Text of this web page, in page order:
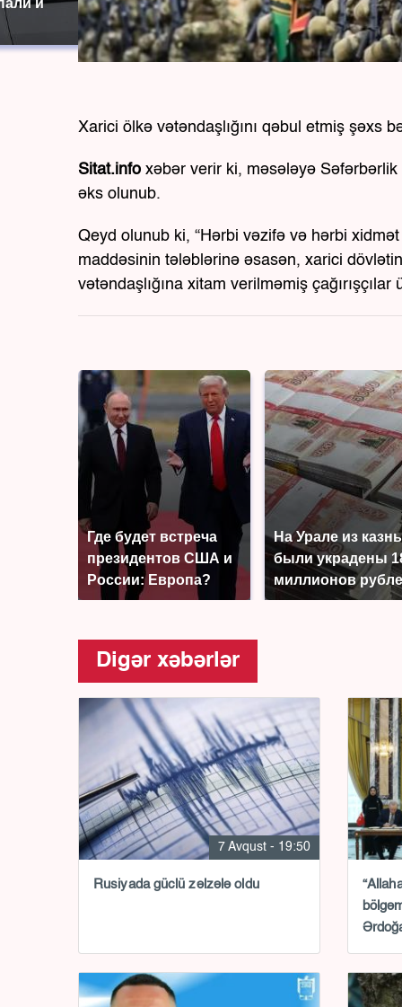
и
Xarici ölkə vətəndaşlığını qəbul etmiş şəxs
Sitat.info xəbər verir ki, məsələyə Səfərbərlik
əks olunub.
Qeyd olunub ki, “Hərbi vəzifə və hərbi
maddəsinin tələblərinə əsasən, xarici
vətəndaşlığına xitam verilməmiş
Где будет встреча
президентов США и
России: Европа?
На Урале из
были украдены
миллионов
Digər xəbərlər
7 Avqust - 19:50
Rusiyada güclü zəlzələ oldu